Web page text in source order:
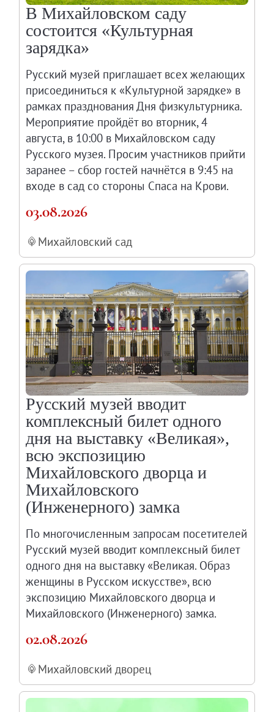
Гравюра
Рисунок
Декоративно-прикладное искусство
Искусство новейших течений
Архив изображений
Современная фотография
Дар Петера и Ирене Людвиг
Образование и наука
Молодёжный совет
Каталоги и альбомы
Научные каталоги собрания
Буклеты
Ежегодные отчеты
Служба регионального развития Русского
Лекции и абонементы
Лекторий
Лекции
Абонементы
Реставрация
Открытая реставрация шедевров Григория
Детям
События
Искусство и технологии
Онлайн-курсы «Лифт в будущее»
Современная наука и границы синтеза
Виртуальные коллекции
Виртуальные 3D туры по выставкам
В Михайловском саду
состоится «Культурная
зарядка»
Русский музей приглашает всех желающих
присоединиться к «Культурной зарядке» в
рамках празднования Дня физкультурника.
Мероприятие пройдёт во вторник, 4
августа, в 10:00 в Михайловском саду
Русского музея. Просим участников прийти
заранее – сбор гостей начнётся в 9:45 на
входе в сад со стороны Спаса на Крови.
03.08.2026
Михайловский сад
Русский музей вводит
комплексный билет одного
дня на выставку «Великая»,
всю экспозицию
Михайловского дворца и
Михайловского
(Инженерного) замка
По многочисленным запросам посетителей
Русский музей вводит комплексный билет
одного дня на выставку «Великая. Образ
женщины в Русском искусстве», всю
экспозицию Михайловского дворца и
Михайловского (Инженерного) замка.
02.08.2026
Михайловский дворец